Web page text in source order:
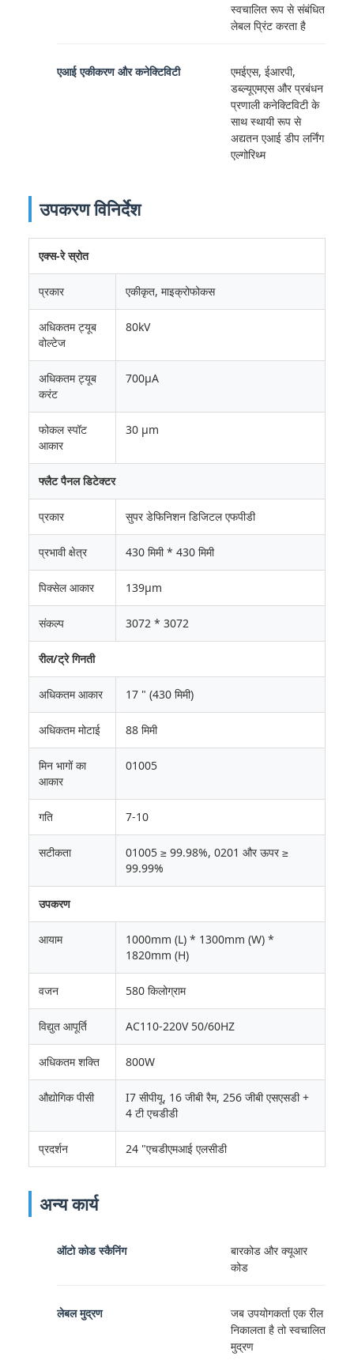
स्वचालित रूप से संबंधित
लेबल प्रिंट करता है
एआई एकीकरण और कनेक्टिविटी
एमईएस, ईआरपी,
डब्ल्यूएमएस और प्रबंधन
प्रणाली कनेक्टिविटी के
साथ स्थायी रूप से
अद्यतन एआई डीप लर्निंग
एल्गोरिथ्म
उपकरण विनिर्देश
एक्स-रे स्रोत
प्रकार एकीकृत, माइक्रोफोकस
अधिकतम ट्यूब
वोल्टेज
80kV
अधिकतम ट्यूब
करंट
700μA
फोकल स्पॉट
आकार
30 μm
फ्लैट पैनल डिटेक्टर
प्रकार सुपर डेफिनिशन डिजिटल एफपीडी
प्रभावी क्षेत्र 430 मिमी * 430 मिमी
पिक्सेल आकार 139μm
संकल्प 3072 * 3072
रील/ट्रे गिनती
अधिकतम आकार 17 " (430 मिमी)
अधिकतम मोटाई 88 मिमी
मिन भागों का
आकार
01005
गति 7-10
सटीकता
01005 ≥ 99.98%, 0201 और ऊपर ≥
99.99%
उपकरण
आयाम
1000mm (L) * 1300mm (W) *
1820mm (H)
वजन 580 किलोग्राम
विद्युत आपूर्ति AC110-220V 50/60HZ
अधिकतम शक्ति 800W
औद्योगिक पीसी
I7 सीपीयू, 16 जीबी रैम, 256 जीबी एसएसडी +
4 टी एचडीडी
प्रदर्शन 24 "एचडीएमआई एलसीडी
अन्य कार्य
ऑटो कोड स्कैनिंग
बारकोड और क्यूआर
कोड
लेबल मुद्रण
जब उपयोगकर्ता एक रील
निकालता है तो स्वचालित
मुद्रण